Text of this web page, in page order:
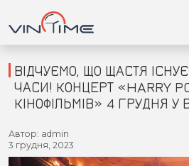
Головна
Війна
ВІДЧУЄМО, ЩО ЩАСТЯ
ЧАСИ! КОНЦЕРТ «HARRY
КІНОФІЛЬМІВ» 4 ГРУДНЯ У
Автор: admin
3 грудня, 2023